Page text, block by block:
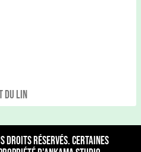
du Lin
droits réservés. Certaines